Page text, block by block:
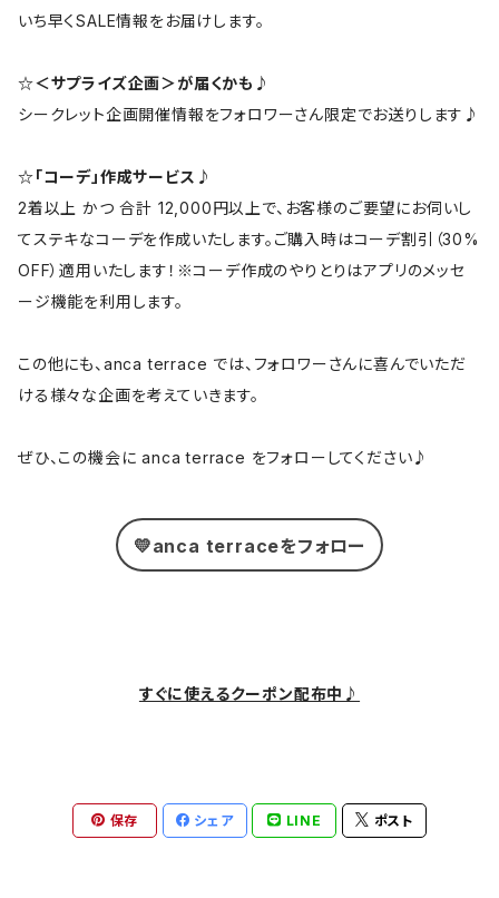
いち早くSALE情報をお届けします。
☆＜サプライズ企画＞が届くかも♪
シークレット企画開催情報をフォロワーさん限定でお送りします♪
☆「コーデ」作成サービス♪
2着以上 かつ 合計 12,000円以上で、お客様のご要望にお伺いし
てステキなコーデを作成いたします。ご購入時はコーデ割引（30%
OFF）適用いたします！※コーデ作成のやりとりはアプリのメッセ
ージ機能を利用します。
この他にも、anca terrace では、フォロワーさんに喜んでいただ
ける様々な企画を考えていきます。
ぜひ、この機会に anca terrace をフォローしてください♪
💛anca terraceをフォロー
すぐに使えるクーポン配布中♪
保存 シェア LINE ポスト